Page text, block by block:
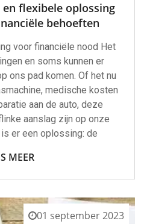
en flexibele oplossing
behoeften
voor financiële nood Het
en soms kunnen er
ons pad komen. Of het nu
medische kosten
aan de auto, deze
aanslag zijn op onze
er een oplossing: de
MEER
01 september 2023